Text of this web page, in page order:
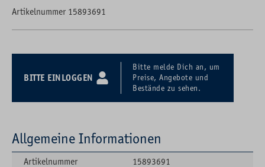
Artikelnummer 15893691
BITTE EINLOGGEN
Bitte melde Dich an, um
Preise, Angebote und
Bestände zu sehen.
Allgemeine Informationen
Artikelnummer
15893691